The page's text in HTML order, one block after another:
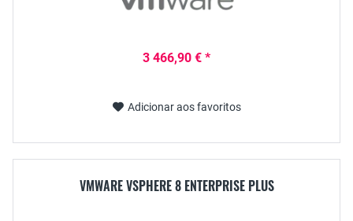
3 466,90 € *
Adicionar aos favoritos
VMWARE VSPHERE 8 ENTERPRISE PLUS